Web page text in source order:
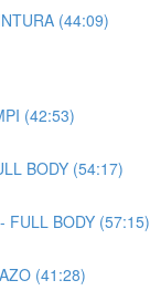
(44:09)
(42:53)
BODY (54:17)
FULL BODY (57:15)
(41:28)